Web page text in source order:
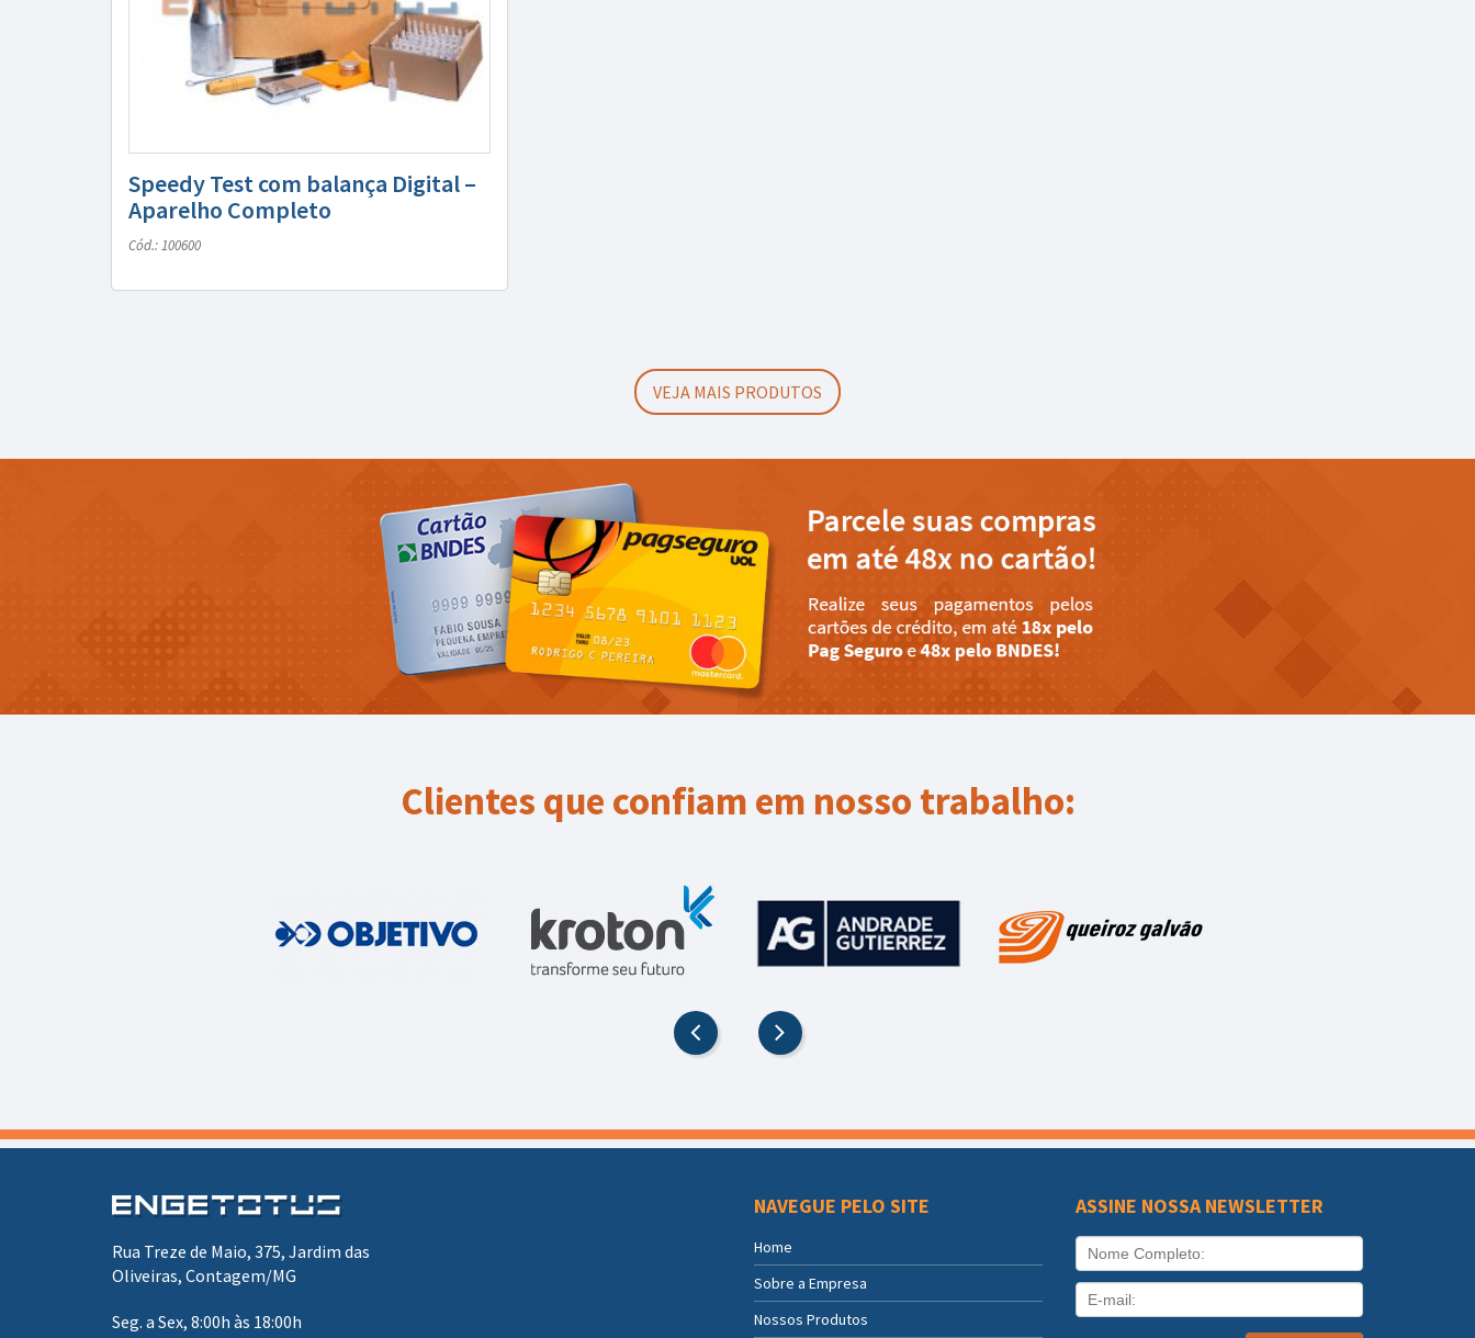
Speedy Test com balança Digital –
Aparelho Completo
Cód.: 100600
VEJA MAIS PRODUTOS
Clientes que confiam em nosso trabalho:
Rua Treze de Maio, 375, Jardim das
Oliveiras, Contagem/MG
Seg. a Sex, 8:00h às 18:00h
NAVEGUE PELO SITE
Home
Sobre a Empresa
Nossos Produtos
ASSINE NOSSA NEWSLETTER